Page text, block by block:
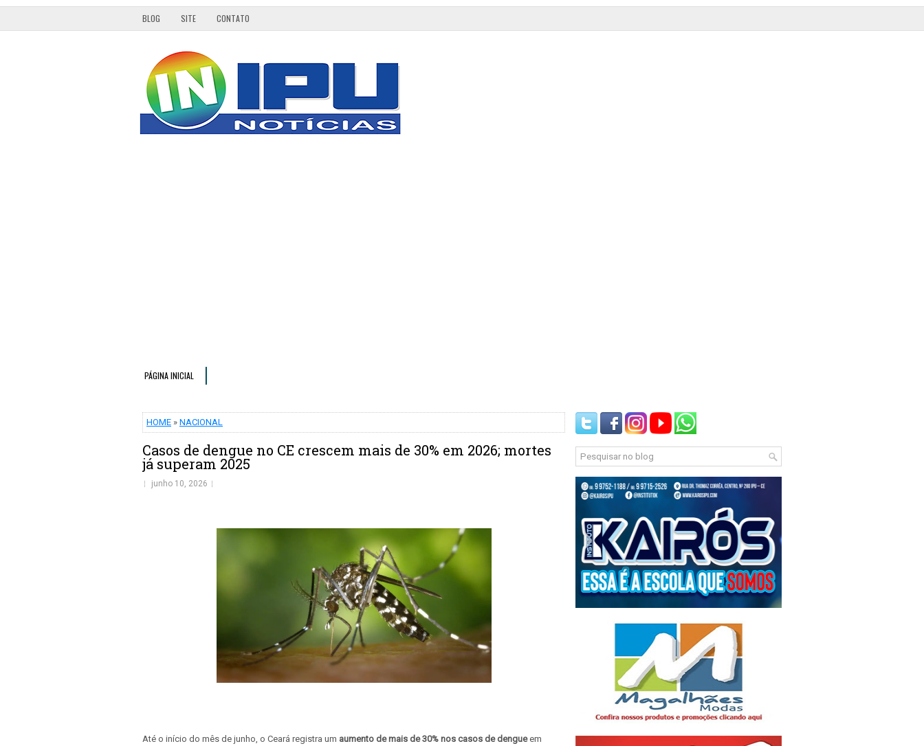
BLOG SITE CONTATO
PÁGINA INICIAL
HOME » NACIONAL
Casos de dengue no CE crescem mais de 30% em 2026; mortes
já superam 2025
junho 10, 2026
Até o início do mês de junho, o Ceará registra um aumento de mais de 30% nos casos de dengueem